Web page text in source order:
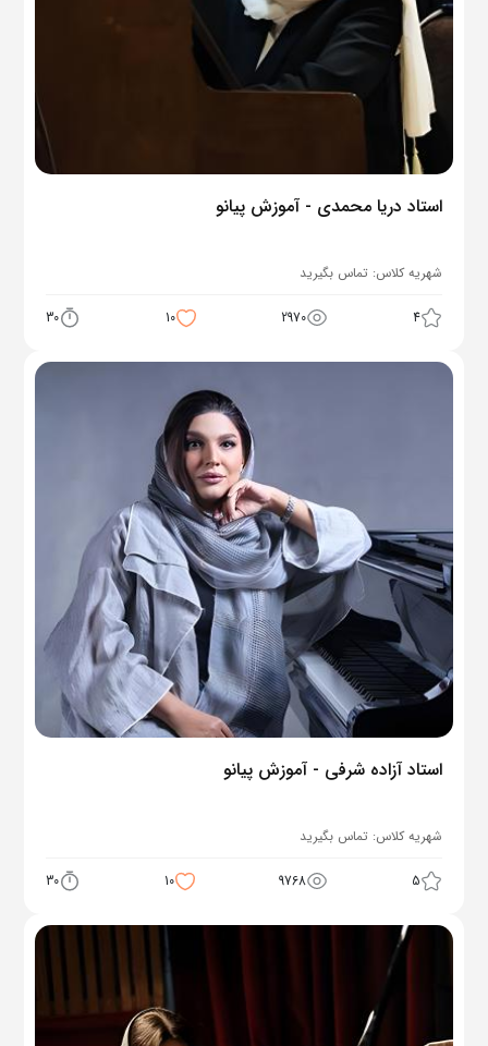
استاد دریا محمدی - آموزش پیانو
شهریه کلاس: تماس بگیرید
4
2970
10
30
استاد آزاده شرفی - آموزش پیانو
شهریه کلاس: تماس بگیرید
5
9768
10
30